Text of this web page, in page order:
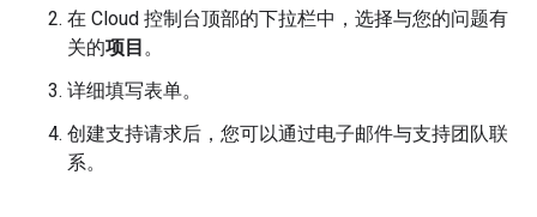
在 Cloud 控制台顶部的下拉栏中，选择与您的问题有
关的项目 。
详细填写表单。
创建支持请求后，您可以通过电子邮件与支持团队联
系。